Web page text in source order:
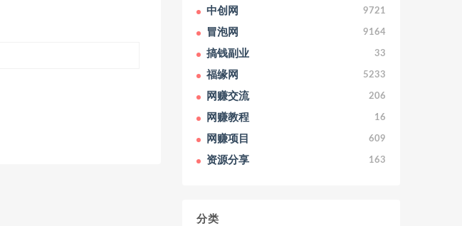
中创网 9721
冒泡网 9164
搞钱副业 33
福缘网 5233
网赚交流 206
网赚教程 16
网赚项目 609
资源分享 163
分类